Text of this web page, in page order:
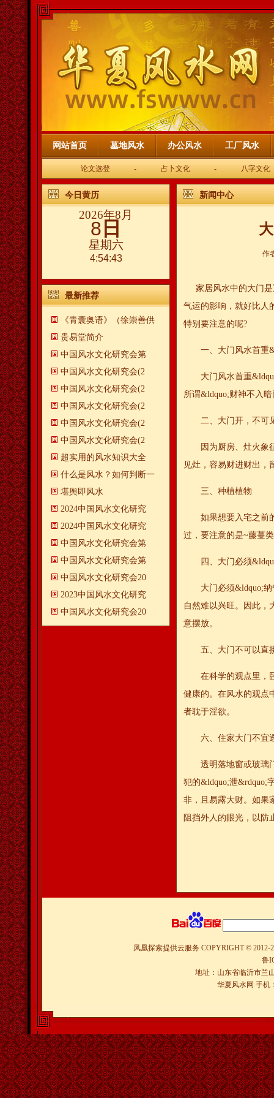
网站首页 墓地风水 办公风水 工厂风水
论文选登 - 占卜文化 - 八字文化
今日黄历
2026年8月
8 日
星期六
4:54:43
最新推荐
《青囊奥语》（徐崇善供
贵易堂简介
中国风水文化研究会第
中国风水文化研究会(2
中国风水文化研究会(2
中国风水文化研究会(2
中国风水文化研究会(2
中国风水文化研究会(2
超实用的风水知识大全
什么是风水？如何判断一
​堪舆即风水
2024中国风水文化研究
2024中国风水文化研究
中国风水文化研究会第
中国风水文化研究会第
中国风水文化研究会20
2023中国风水文化研究
中国风水文化研究会20
新闻中心
作
家居风水中的大门是
气运的影响，就好比人
特别要注意的呢?
一、大门风水首重
大门风水首重
所谓&ldquo;财神不入
二、大门开，不可
因为厨房、灶火象征
见灶，容易财进财出，
三、种植植物
如果想要入宅之前的
过，要注意的是~藤蔓
四、大门必须
大门必须&ldquo;纳
自然难以兴旺。因此，
意摆放。
五、大门不可以直
在科学的观点里，卧
健康的。在风水的观点
者耽于淫欲。
六、住家大门不宜
透明落地窗或玻璃门
犯的&ldquo;泄&rdquo;
非，且易露大财。如果
阻挡外人的眼光，以防
凤凰探索提供云服务 COPYRIGHT © 2012-
鲁
地址：山东省临沂市兰
华夏风水网 手机